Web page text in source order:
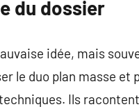
du dossier
idée, mais
le duo plan masse et
Ils